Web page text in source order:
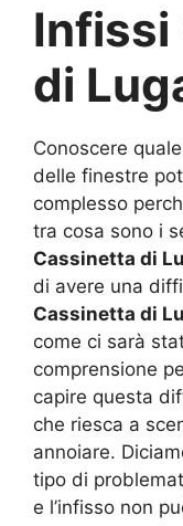
Infissi
di
Conoscere
delle finestre
complesso
tra cosa sono i
Cassinetta di
di avere una
Cassinetta di
come ci sarà
comprensione
capire questa
che riesca a
annoiare.
tipo di
e l’infisso non